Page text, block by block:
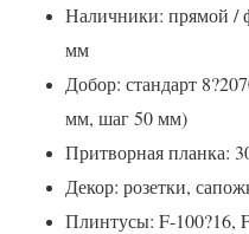
Наличники: прямой /
мм
Добор: стандарт
мм, шаг 50 мм)
Притворная планка:
Декор: розетки,
Плинтусы: F-100?16,